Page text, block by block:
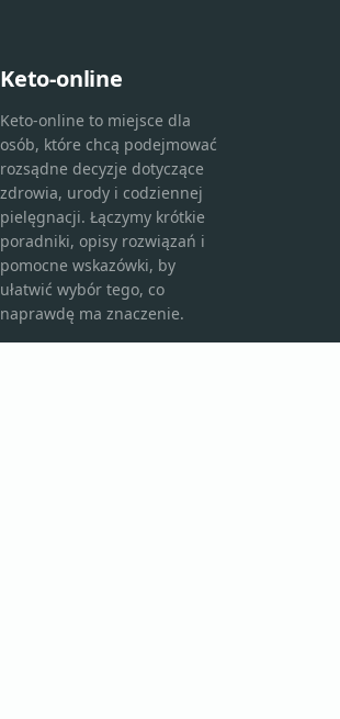
Keto-online
Keto-online to miejsce dla
osób, które chcą podejmować
rozsądne decyzje dotyczące
zdrowia, urody i codziennej
pielęgnacji. Łączymy krótkie
poradniki, opisy rozwiązań i
pomocne wskazówki, by
ułatwić wybór tego, co
naprawdę ma znaczenie.